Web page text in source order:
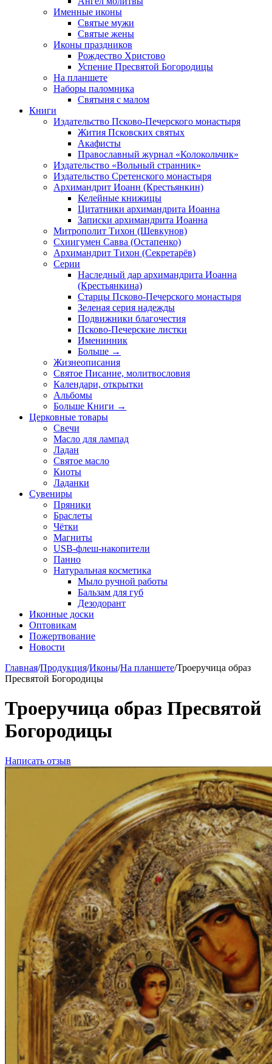
Именные иконы
Святые мужи
Святые жены
Иконы праздников
Рождество Христово
Успение Пресвятой Богородицы
На планшете
Наборы паломника
Святыня с малом
Книги
Издательство Псково-Печерского монастыря
Жития Псковских святых
Акафисты
Православный журнал «Колокольчик»
Издательство «Вольный странник»
Издательство Сретенского монастыря
Архимандрит Иоанн (Крестьянкин)
Келейные книжицы
Цитатники архимандрита Иоанна
Записки архимандрита Иоанна
Митрополит Тихон (Шевкунов)
Схиигумен Савва (Остапенко)
Архимандрит Тихон (Секретарёв)
Серии
Наследный дар архимандрита Иоанна
(Крестьянкина)
Старцы Псково-Печерского монастыря
Зеленая серия надежды
Подвижники благочестия
Псково-Печерские листки
Именинник
Больше →
Жизнеописания
Святое Писание, молитвословия
Календари, открытки
Альбомы
Больше Книги →
Церковные товары
Свечи
Масло для лампад
Ладан
Святое масло
Киоты
Ладанки
Сувениры
Пряники
Браслеты
Чётки
Магниты
USB-флеш-накопители
Панно
Натуральная косметика
Мыло ручной работы
Бальзам для губ
Дезодорант
Иконные доски
Оптовикам
Пожертвование
Новости
Главная/Продукция/Иконы/На планшете/Троеручица образ
Пресвятой Богородицы
Троеручица образ Пресвятой
Богородицы
Написать отзыв